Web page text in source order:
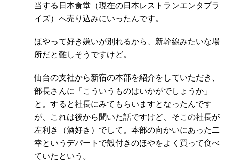
当する日本食堂（現在の日本レストランエンタプラ
イズ）へ売り込みにいったんです。
ほやって好き嫌いが別れるから、新幹線みたいな場
所だと難しそうですけど。
仙台の支社から新宿の本部を紹介をしていただき、
部長さんに「こういうものはいかがでしょうか」
と。すると社長にみてもらいますとなったんです
が、これは後から聞いた話ですけど、そこの社長が
左利き（酒好き）でして。本部の向かいにあった二
幸というデパートで殻付きのほやをよく買って食べ
ていたという。